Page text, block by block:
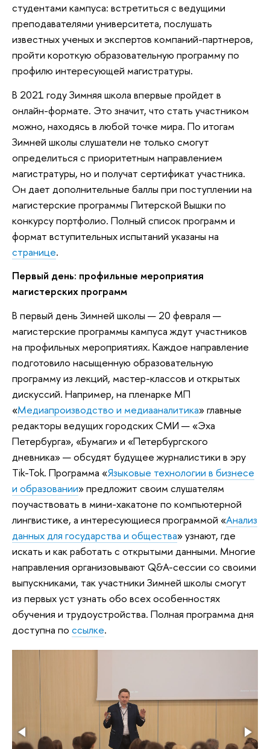
студентами кампуса: встретиться с ведущими
преподавателями университета, послушать
известных ученых и экспертов компаний-партнеров,
пройти короткую образовательную программу по
профилю интересующей магистратуры.
В 2021 году Зимняя школа впервые пройдет в
онлайн-формате. Это значит, что стать участником
можно, находясь в любой точке мира. По итогам
Зимней школы слушатели не только смогут
определиться с приоритетным направлением
магистратуры, но и получат сертификат участника.
Он дает дополнительные баллы при поступлении на
магистерские программы Питерской Вышки по
конкурсу портфолио. Полный список программ и
формат вступительных испытаний указаны на
странице.
Первый день: профильные мероприятия
магистерских программ
В первый день Зимней школы — 20 февраля —
магистерские программы кампуса ждут участников
на профильных мероприятиях. Каждое направление
подготовило насыщенную образовательную
программу из лекций, мастер-классов и открытых
дискуссий. Например, на пленарке МП
«Медиапроизводство и медиааналитика» главные
редакторы ведущих городских СМИ — «Эха
Петербурга», «Бумаги» и «Петербургского
дневника» — обсудят будущее журналистики в эру
Tik-Tok. Программа «Языковые технологии в бизнесе
и образовании» предложит своим слушателям
поучаствовать в мини-хакатоне по компьютерной
лингвистике, а интересующиеся программой «Анализ
данных для государства и общества» узнают, где
искать и как работать с открытыми данными. Многие
направления организовывают Q&A-сессии со своими
выпускниками, так участники Зимней школы смогут
из первых уст узнать обо всех особенностях
обучения и трудоустройства. Полная программа дня
доступна по ссылке.